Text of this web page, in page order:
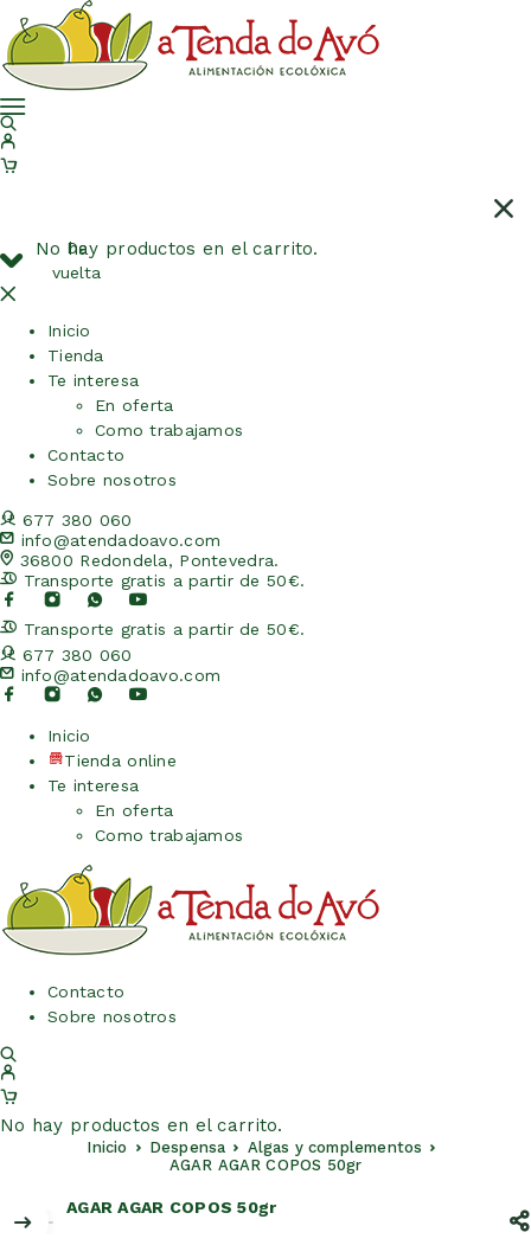
No hay productos en el carrito.
De
vuelta
Inicio
Tienda
Te interesa
En oferta
Como trabajamos
Contacto
Sobre nosotros
677 380 060
info@atendadoavo.com
36800 Redondela, Pontevedra.
Transporte gratis a partir de 50€.
Transporte gratis a partir de 50€.
677 380 060
info@atendadoavo.com
Inicio
Tienda online
Te interesa
En oferta
Como trabajamos
Contacto
Sobre nosotros
No hay productos en el carrito.
Inicio Despensa
Algas y complementos
AGAR AGAR COPOS 50gr
AGAR AGAR COPOS 50gr